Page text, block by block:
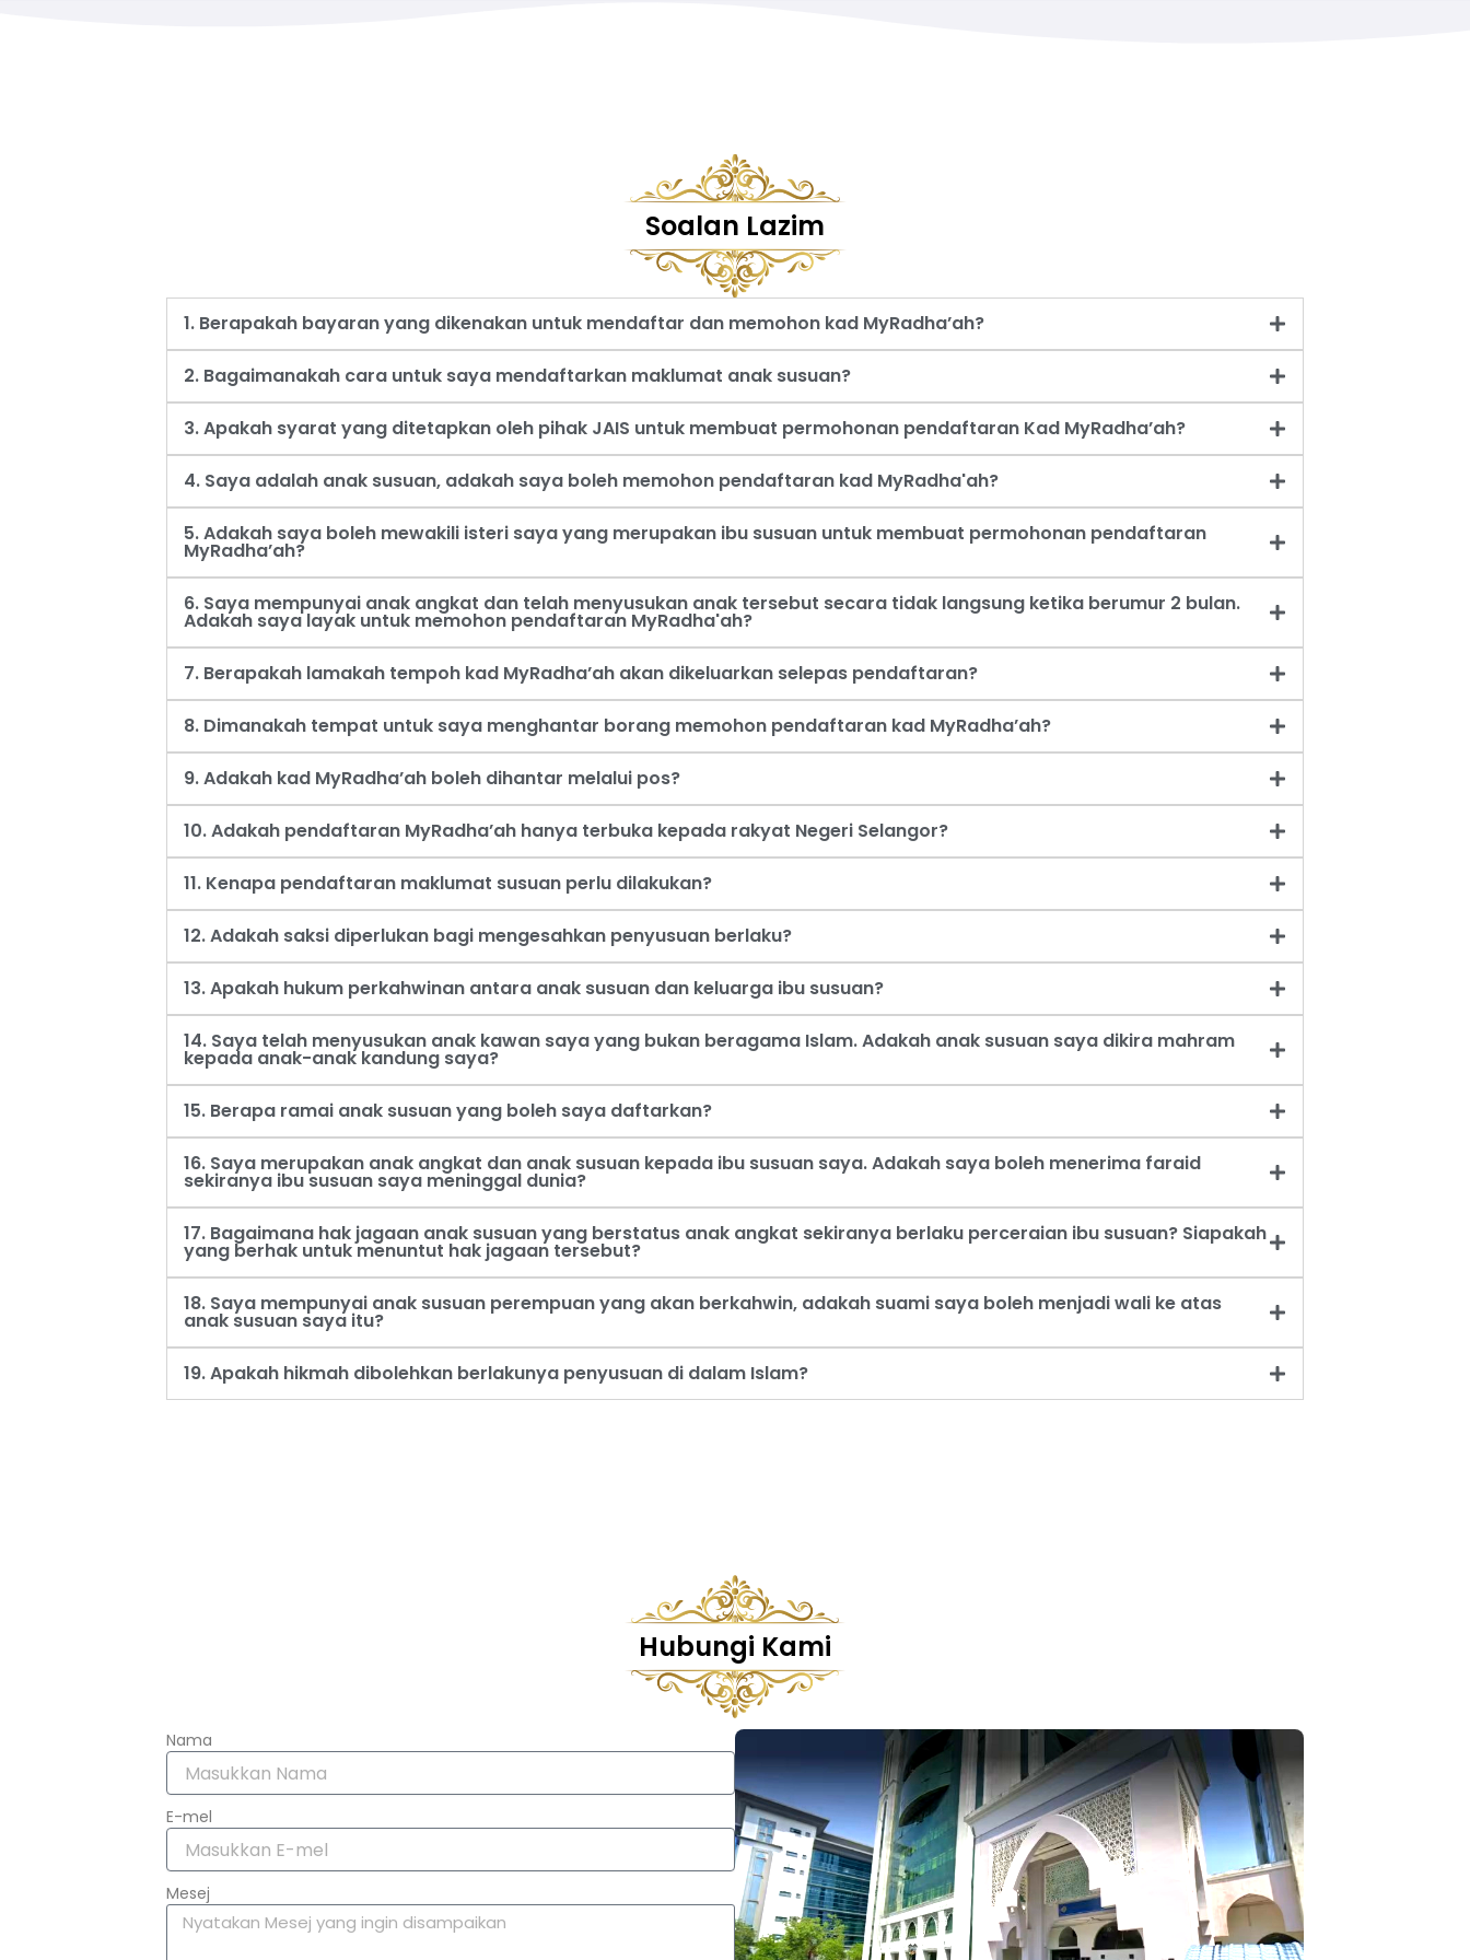
Soalan Lazim
1. Berapakah bayaran yang dikenakan untuk mendaftar dan memohon kad MyRadha’ah?
2. Bagaimanakah cara untuk saya mendaftarkan maklumat anak susuan?
3. Apakah syarat yang ditetapkan oleh pihak JAIS untuk membuat permohonan pendaftaran Kad MyRadha’ah?
4. Saya adalah anak susuan, adakah saya boleh memohon pendaftaran kad MyRadha'ah?
5. Adakah saya boleh mewakili isteri saya yang merupakan ibu susuan untuk membuat permohonan pendaftaran
MyRadha’ah?
6. Saya mempunyai anak angkat dan telah menyusukan anak tersebut secara tidak langsung ketika berumur 2 bulan.
Adakah saya layak untuk memohon pendaftaran MyRadha'ah?
7. Berapakah lamakah tempoh kad MyRadha’ah akan dikeluarkan selepas pendaftaran?
8. Dimanakah tempat untuk saya menghantar borang memohon pendaftaran kad MyRadha’ah?
9. Adakah kad MyRadha’ah boleh dihantar melalui pos?
10. Adakah pendaftaran MyRadha’ah hanya terbuka kepada rakyat Negeri Selangor?
11. Kenapa pendaftaran maklumat susuan perlu dilakukan?
12. Adakah saksi diperlukan bagi mengesahkan penyusuan berlaku?
13. Apakah hukum perkahwinan antara anak susuan dan keluarga ibu susuan?
14. Saya telah menyusukan anak kawan saya yang bukan beragama Islam. Adakah anak susuan saya dikira mahram
kepada anak-anak kandung saya?
15. Berapa ramai anak susuan yang boleh saya daftarkan?
16. Saya merupakan anak angkat dan anak susuan kepada ibu susuan saya. Adakah saya boleh menerima faraid
sekiranya ibu susuan saya meninggal dunia?
17. Bagaimana hak jagaan anak susuan yang berstatus anak angkat sekiranya berlaku perceraian ibu susuan? Siapakah
yang berhak untuk menuntut hak jagaan tersebut?
18. Saya mempunyai anak susuan perempuan yang akan berkahwin, adakah suami saya boleh menjadi wali ke atas
anak susuan saya itu?
19. Apakah hikmah dibolehkan berlakunya penyusuan di dalam Islam?
Hubungi Kami
Nama
E-mel
Mesej